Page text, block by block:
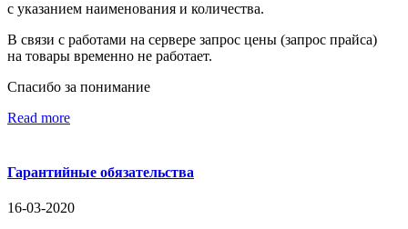
с указанием наименования и количества.
В связи с работами на сервере запрос цены (запрос прайса)
на товары временно не работает.
Спасибо за понимание
Read more
Гарантийные обязательства
16-03-2020